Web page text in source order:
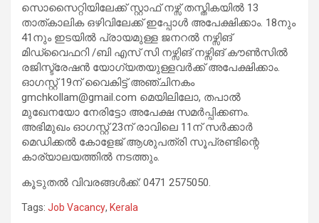
സൊസൈറ്റിയിലേക്ക് സ്റ്റാഫ് നഴ്സ് തസ്തികയില്‍ 13
താത്കാലിക ഒഴിവിലേക്ക് ഇപ്പോൾ അപേക്ഷിക്കാം. 18നും
41നും ഇടയില്‍ പ്രായമുള്ള ജനറല്‍ നഴ്സിങ്
മിഡ്വൈഫറി /ബി എസ് സി നഴ്സിങ് നഴ്സിങ് കൗണ്‍സില്‍
രജിസ്ട്രേഷന്‍ യോഗ്യതയുള്ളവര്‍ക്ക് അപേക്ഷിക്കാം.
ഓഗസ്റ്റ് 19ന് വൈകിട്ട് അഞ്ചിനകം
gmchkollam@gmail.com മെയിലിലോ, തപാല്‍
മുഖേനയോ നേരിട്ടോ അപേക്ഷ സമര്‍പ്പിക്കണം.
അഭിമുഖം ഓഗസ്റ്റ് 23ന് രാവിലെ 11ന് സര്‍ക്കാര്‍
മെഡിക്കല്‍ കോളേജ് ആശുപത്രി സൂപ്രണ്ടിന്റെ
കാര്യാലയത്തില്‍ നടത്തും.
കൂടുതൽ വിവരങ്ങൾക്ക്: 0471 2575050.
Tags: Job Vacancy, Kerala